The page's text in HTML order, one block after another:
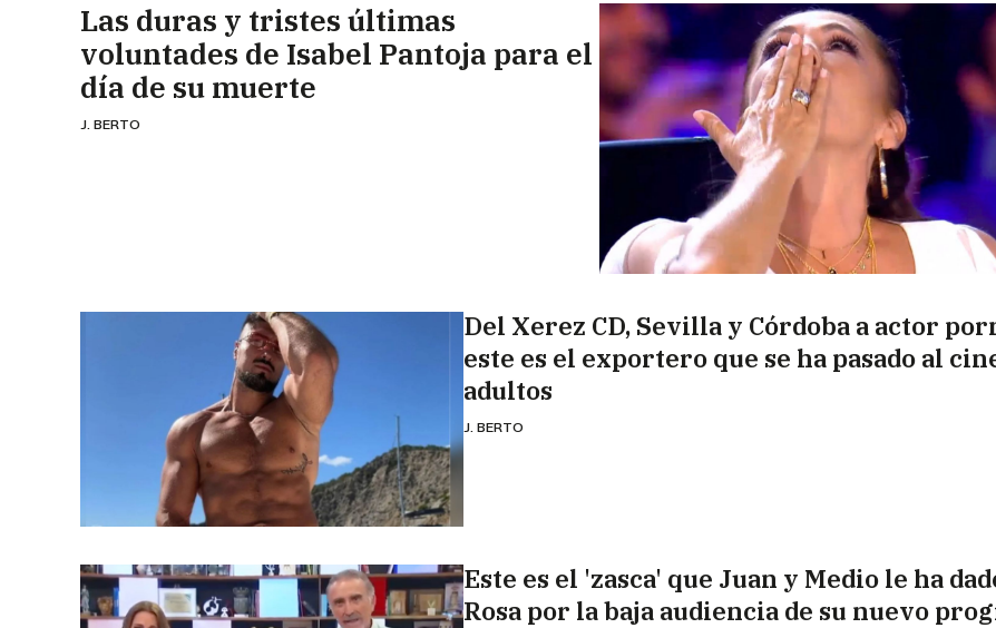
Las duras y tristes últimas
voluntades de Isabel Pantoja para el
día de su muerte
J. BERTO
Del Xerez CD, Sevilla y Córdoba a actor
este es el exportero que se ha pasado al
adultos
J. BERTO
Este es el 'zasca' que Juan y Medio le ha
Rosa por la baja audiencia de su nuevo